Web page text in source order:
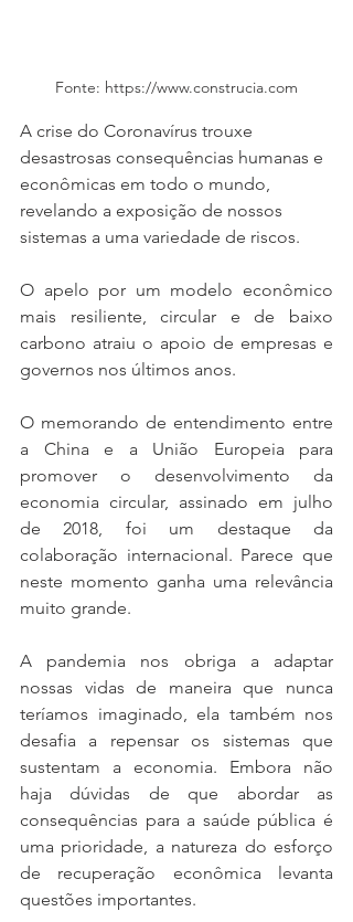
Fonte: https://www.construcia.com
A crise do Coronavírus trouxe
desastrosas consequências humanas e
econômicas em todo o mundo,
revelando a exposição de nossos
sistemas a uma variedade de riscos.
O apelo por um modelo econômico
mais resiliente, circular e de baixo
carbono atraiu o apoio de empresas e
governos nos últimos anos.
O memorando de entendimento entre
a China e a União Europeia para
promover o desenvolvimento da
economia circular, assinado em julho
de 2018, foi um destaque da
colaboração internacional. Parece que
neste momento ganha uma relevância
muito grande.
A pandemia nos obriga a adaptar
nossas vidas de maneira que nunca
teríamos imaginado, ela também nos
desafia a repensar os sistemas que
sustentam a economia. Embora não
haja dúvidas de que abordar as
consequências para a saúde pública é
uma prioridade, a natureza do esforço
de recuperação econômica levanta
questões importantes.